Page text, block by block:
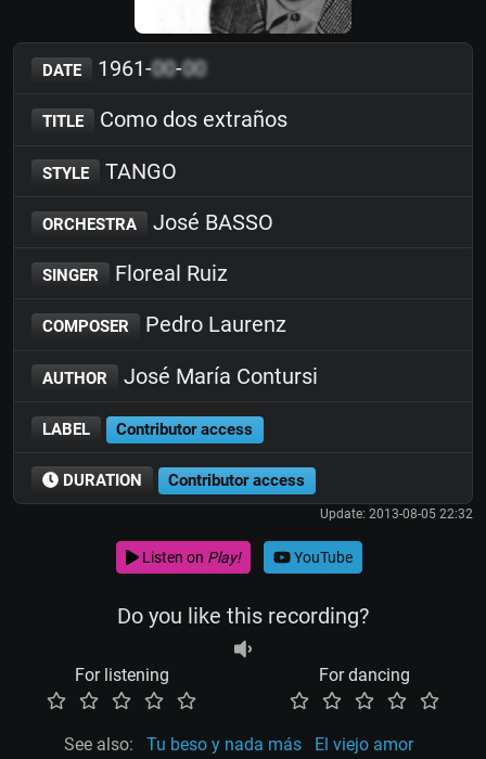
DATE 1961-00-00
TITLE Como dos extraños
STYLE TANGO
ORCHESTRA José BASSO
SINGER Floreal Ruiz
COMPOSER Pedro Laurenz
AUTHOR José María Contursi
LABEL Contributor access
DURATION Contributor access
Update: 2013-08-05 22:32
Listen on Play! YouTube
Do you like this recording?
For listening For dancing
See also: Tu beso y nada más
El viejo amor